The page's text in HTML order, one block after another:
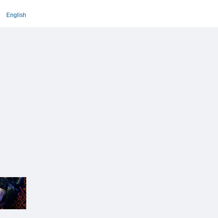
English